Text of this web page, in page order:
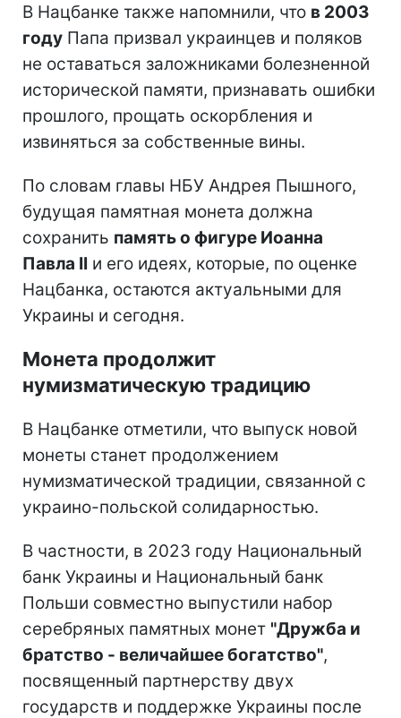
В Нацбанке также напомнили, что в 2003
году Папа призвал украинцев и поляков
не оставаться заложниками болезненной
исторической памяти, признавать ошибки
прошлого, прощать оскорбления и
извиняться за собственные вины.
По словам главы НБУ Андрея Пышного,
будущая памятная монета должна
сохранить память о фигуре Иоанна
Павла II и его идеях, которые, по оценке
Нацбанка, остаются актуальными для
Украины и сегодня.
Монета продолжит
нумизматическую традицию
В Нацбанке отметили, что выпуск новой
монеты станет продолжением
нумизматической традиции, связанной с
украино-польской солидарностью.
В частности, в 2023 году Национальный
банк Украины и Национальный банк
Польши совместно выпустили набор
серебряных памятных монет "Дружба и
братство - величайшее богатство",
посвященный партнерству двух
государств и поддержке Украины после